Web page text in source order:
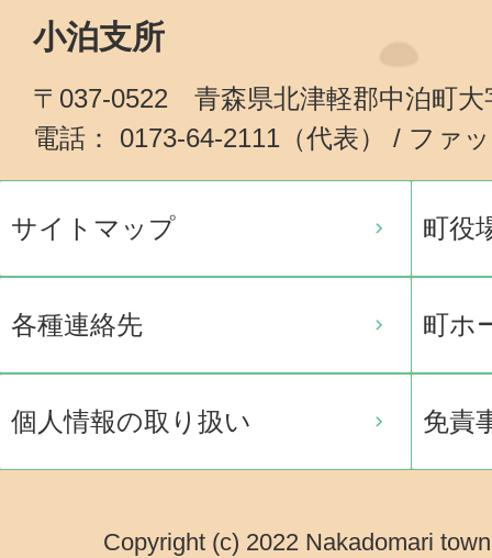
小泊支所
〒037-0522 青森県北津軽郡中泊町大
電話： 0173-64-2111（代表） / ファ
サイトマップ 町役
各種連絡先 町ホ
個人情報の取り扱い 免責
Copyright (c) 2022 Nakadomari